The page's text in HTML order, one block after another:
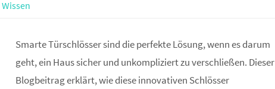
Smarte Türschlösser sind die perfekte Lösung, wenn es darum
geht, ein Haus sicher und unkompliziert zu verschließen. Dieser
Blogbeitrag erklärt, wie diese innovativen Schlösser